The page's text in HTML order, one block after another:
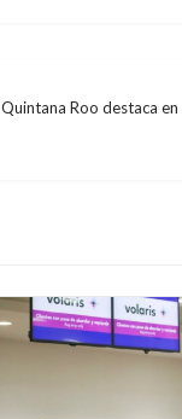
Quintana Roo destaca